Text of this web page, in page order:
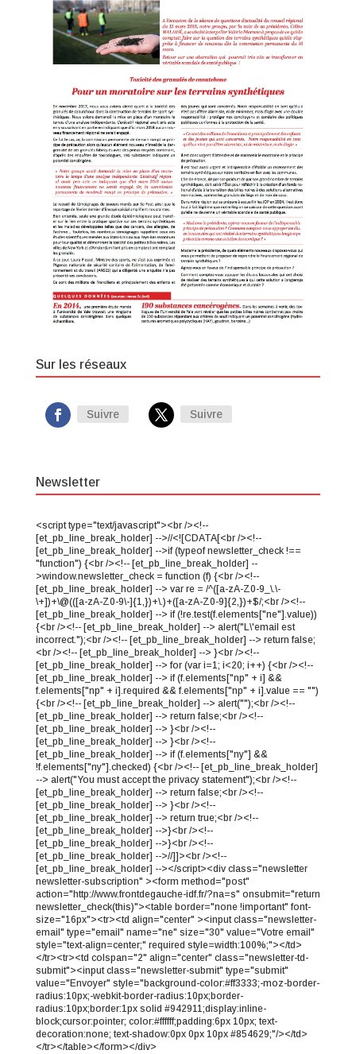
Sur les réseaux
Suivre Suivre
Newsletter
<script type="text/javascript"><br /><!--
[et_pb_line_break_holder] -->//<![CDATA[<br /><!--
[et_pb_line_break_holder] -->if (typeof newsletter_check !==
"function") {<br /><!-- [et_pb_line_break_holder] --
>window.newsletter_check = function (f) {<br /><!--
[et_pb_line_break_holder] --> var re = /^([a-zA-Z0-9_\.\-
\+])+\@(([a-zA-Z0-9\-]{1,})+\.)+([a-zA-Z0-9]{2,})+$/;<br /><!--
[et_pb_line_break_holder] --> if (!re.test(f.elements["ne"].value))
{<br /><!-- [et_pb_line_break_holder] --> alert("L\'email est
incorrect.");<br /><!-- [et_pb_line_break_holder] --> return false;
<br /><!-- [et_pb_line_break_holder] --> }<br /><!--
[et_pb_line_break_holder] --> for (var i=1; i<20; i++) {<br /><!--
[et_pb_line_break_holder] --> if (f.elements["np" + i] &&
f.elements["np" + i].required && f.elements["np" + i].value == "")
{<br /><!-- [et_pb_line_break_holder] --> alert("");<br /><!--
[et_pb_line_break_holder] --> return false;<br /><!--
[et_pb_line_break_holder] --> }<br /><!--
[et_pb_line_break_holder] --> }<br /><!--
[et_pb_line_break_holder] --> if (f.elements["ny"] &&
!f.elements["ny"].checked) {<br /><!-- [et_pb_line_break_holder]
--> alert("You must accept the privacy statement");<br /><!--
[et_pb_line_break_holder] --> return false;<br /><!--
[et_pb_line_break_holder] --> }<br /><!--
[et_pb_line_break_holder] --> return true;<br /><!--
[et_pb_line_break_holder] -->}<br /><!--
[et_pb_line_break_holder] -->}<br /><!--
[et_pb_line_break_holder] -->//]]><br /><!--
[et_pb_line_break_holder] --></script><div class="newsletter
newsletter-subscription" ><form method="post"
action="http://www.frontdegauche-idf.fr/?na=s" onsubmit="return
newsletter_check(this)"><table border="none !important" font-
size="16px"><tr><td align="center" ><input class="newsletter-
email" type="email" name="ne" size="30" value="Votre email"
style="text-align=center;" required style=width:100%;"></td>
</tr><tr><td colspan="2" align="center" class="newsletter-td-
submit"><input class="newsletter-submit" type="submit"
value="Envoyer" style="background-color:#ff3333;-moz-border-
radius:10px;-webkit-border-radius:10px;border-
radius:10px;border:1px solid #942911;display:inline-
block;cursor:pointer; color:#ffffff;padding:6px 10px; text-
decoration:none; text-shadow:0px 0px 10px #854629;"/></td>
</tr></table></form></div>